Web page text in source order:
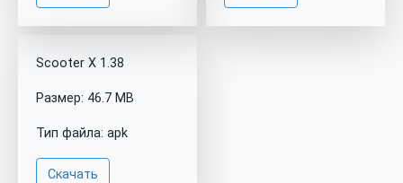
Scooter X 1.38
Размер: 46.7 MB
Тип файла: apk
Скачать